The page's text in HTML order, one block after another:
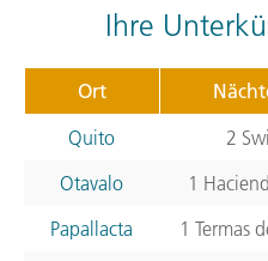
Ihre
Ort
Quito
2
Otavalo
1
Papallacta
1 Termas